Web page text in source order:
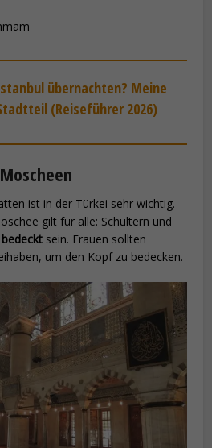
übernachten? Meine
(Reiseführer 2026)
ist in der Türkei sehr wichtig.
gilt für alle: Schultern und
sein. Frauen sollten
um den Kopf zu bedecken.